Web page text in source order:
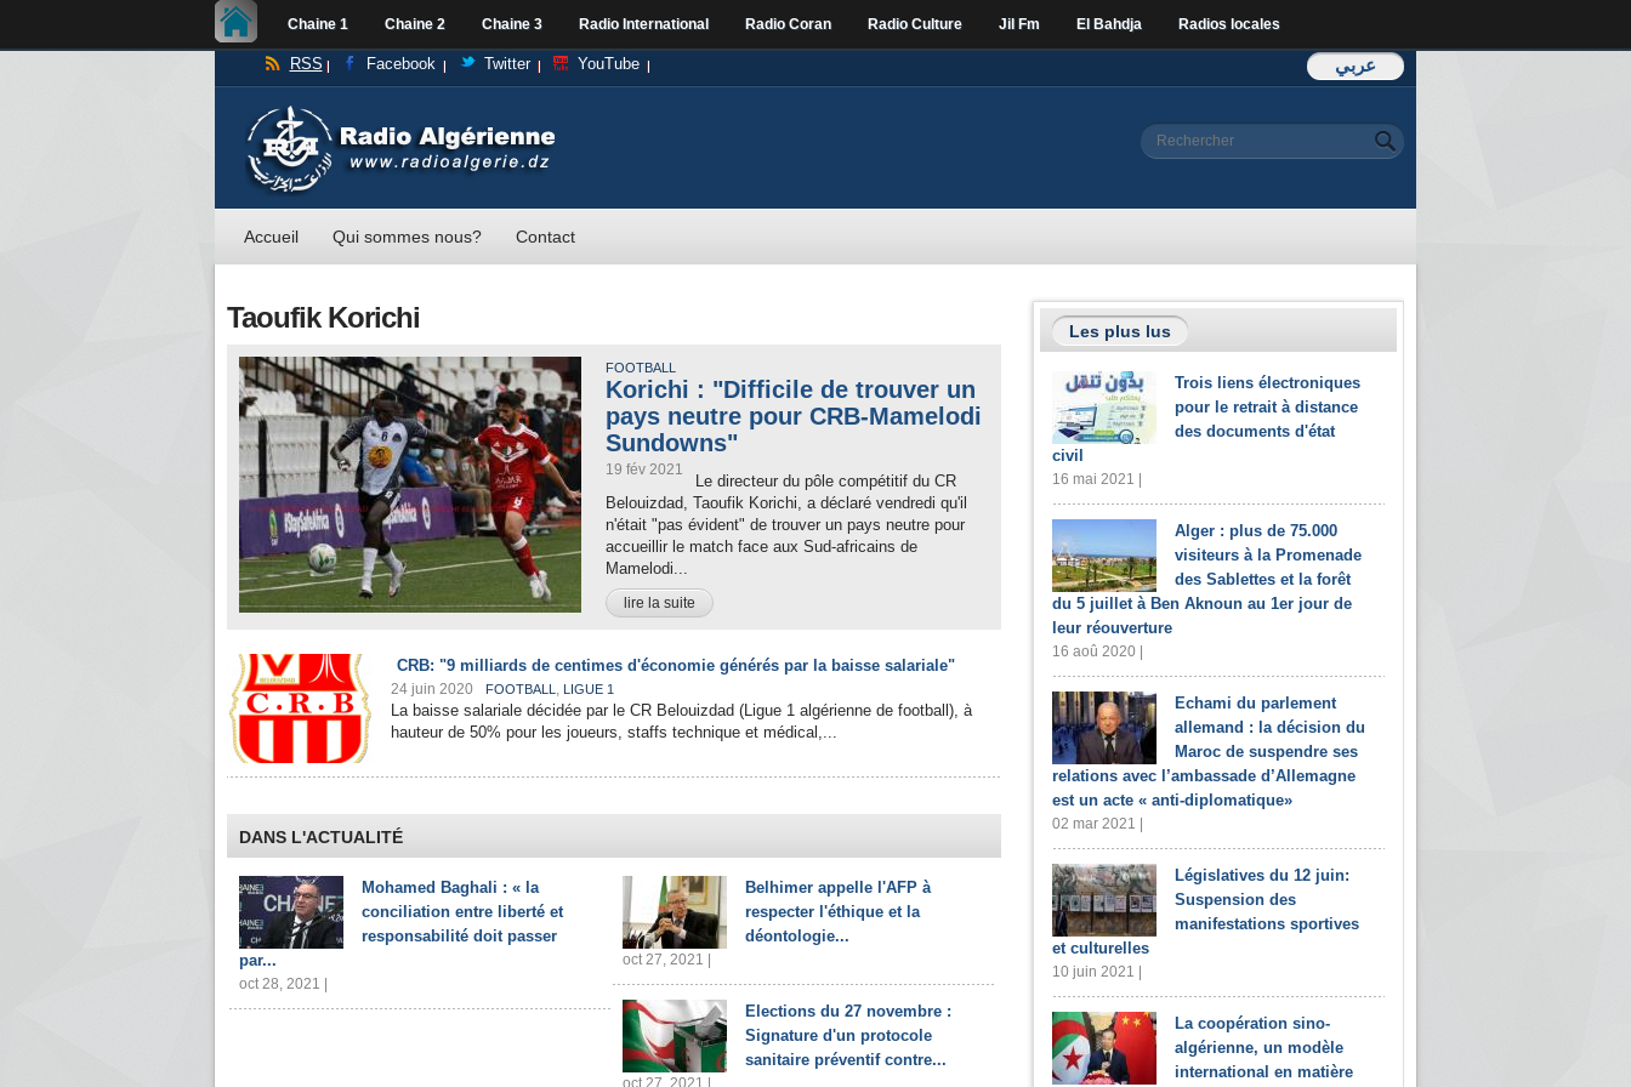
Chaine 1 Chaine 2 Chaine 3 Radio International Radio Coran Radio Culture Jil Fm El Bahdja Radios locales
عربي RSS Facebook Twitter YouTube
Formulaire de
Rechercher
Accueil Qui sommes nous? Contact
Taoufik Korichi
FOOTBALL
Korichi : "Difficile de trouver un
pays neutre pour CRB-Mamelodi
Sundowns"
19 fév 2021
Le directeur du pôle compétitif du CR
Belouizdad, Taoufik Korichi, a déclaré vendredi qu'il
n'était "pas évident" de trouver un pays neutre pour
accueillir le match face aux Sud-africains de
Mamelodi...
lire la suite
CRB: "9 milliards de centimes d'économie générés par la baisse salariale"
24 juin 2020 FOOTBALL , LIGUE 1
La baisse salariale décidée par le CR Belouizdad (Ligue 1 algérienne de football), à
hauteur de 50% pour les joueurs, staffs technique et médical,...
DANS L'ACTUALITÉ
Mohamed Baghali : « la
conciliation entre liberté et
responsabilité doit passer
par...
oct 28, 2021 |
Belhimer appelle l'AFP à
respecter l'éthique et la
déontologie...
oct 27, 2021 |
Elections du 27 novembre :
Signature d'un protocole
sanitaire préventif contre...
oct 27, 2021 |
Les plus lus
Trois liens électroniques
pour le retrait à distance
des documents d'état
civil
16 mai 2021 |
Alger : plus de 75.000
visiteurs à la Promenade
des Sablettes et la forêt
du 5 juillet à Ben Aknoun au 1er jour de
leur réouverture
16 aoû 2020 |
Echami du parlement
allemand : la décision du
Maroc de suspendre ses
relations avec l’ambassade d’Allemagne
est un acte « anti-diplomatique»
02 mar 2021 |
Législatives du 12 juin:
Suspension des
manifestations sportives
et culturelles
10 juin 2021 |
La coopération sino-
algérienne, un modèle
international en matière